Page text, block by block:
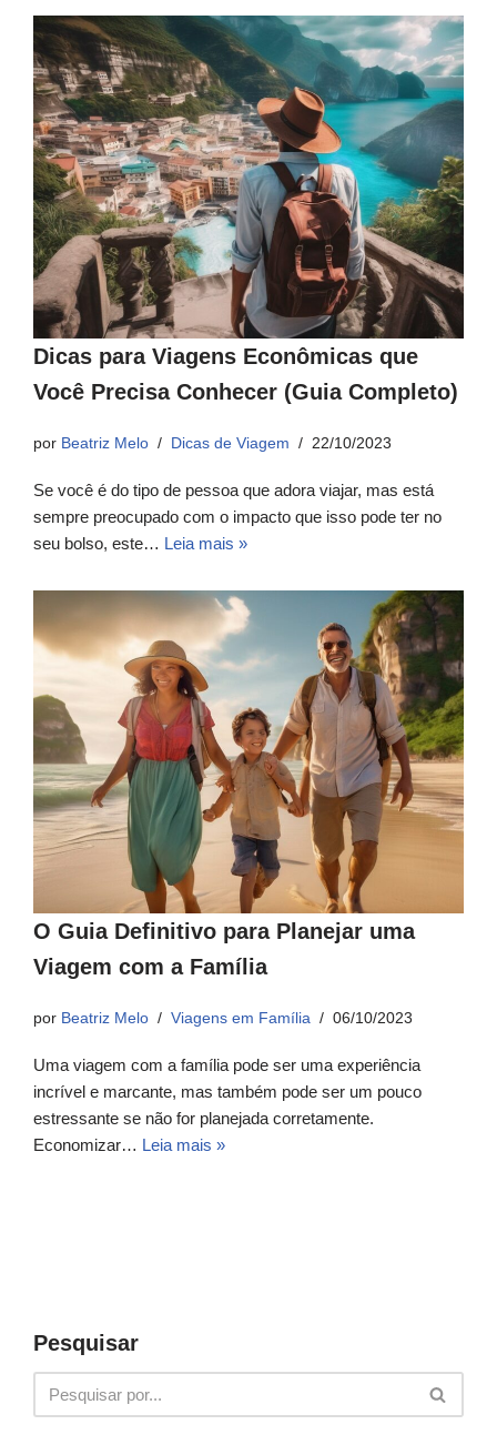
Dicas para Viagens Econômicas que
Você Precisa Conhecer (Guia Completo)
por Beatriz Melo Dicas de Viagem 22/10/2023
Se você é do tipo de pessoa que adora viajar, mas está
sempre preocupado com o impacto que isso pode ter no
seu bolso, este… Leia mais »
O Guia Definitivo para Planejar uma
Viagem com a Família
por Beatriz Melo Viagens em Família 06/10/2023
Uma viagem com a família pode ser uma experiência
incrível e marcante, mas também pode ser um pouco
estressante se não for planejada corretamente.
Economizar… Leia mais »
Pesquisar